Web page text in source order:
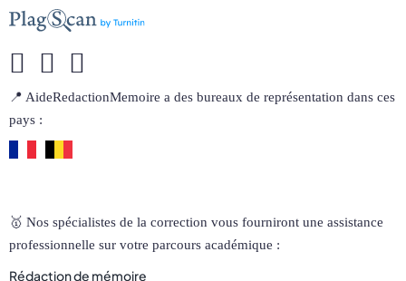
📍 AideRedactionMemoire a des bureaux de représentation dans ces
pays :
🥇 Nos spécialistes de la correction vous fourniront une assistance
professionnelle sur votre parcours académique :
Rédaction de mémoire